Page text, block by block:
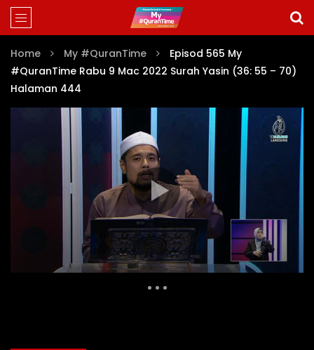
Home My #QuranTime
Episod 565 My
#QuranTime Rabu 9 Mac 2022 Surah Yasin (36: 55 – 70)
Halaman 444